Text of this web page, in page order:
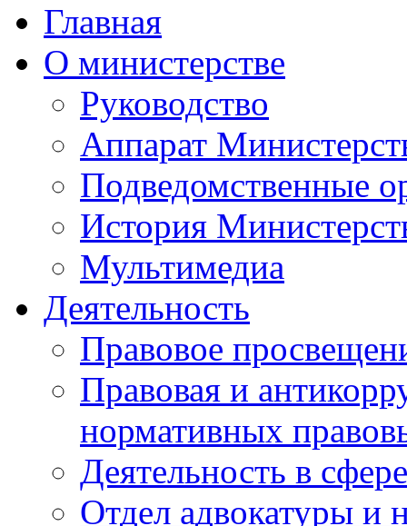
Главная
О министерстве
Руководство
Аппарат
Подведомственные
История
Мультимедиа
Деятельность
Правовое
Правовая и
нормативных
Деятельность в
Отдел адвокатуры и